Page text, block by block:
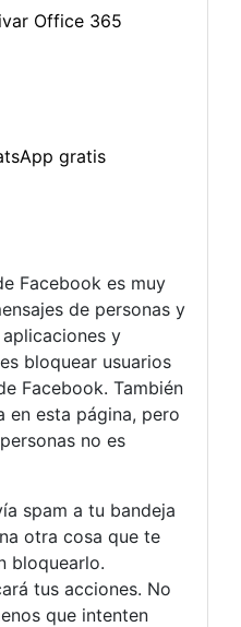
Facebook es muy
de personas y
y
bloquear usuarios
Facebook. También
en esta página, pero
no es
spam a tu bandeja
otra cosa que te
bloquearlo.
tus acciones. No
que intenten